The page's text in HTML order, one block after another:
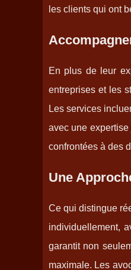
les clients qui ont
En plus de leur
entreprises et les
Les services
avec une
confrontées à des
Une
Ce qui distingue
individuellement,
garantit non
maximale. Les